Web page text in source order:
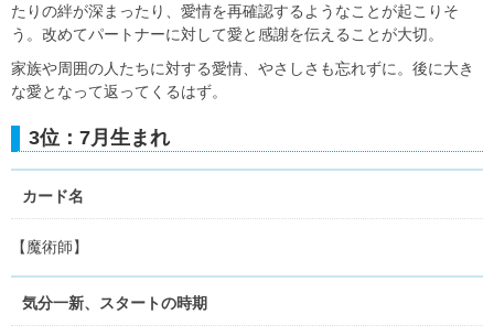
たりの絆が深まったり、愛情を再確認するようなことが起こりそ
う。改めてパートナーに対して愛と感謝を伝えることが大切。
家族や周囲の人たちに対する愛情、やさしさも忘れずに。後に大き
な愛となって返ってくるはず。
3位：7月生まれ
カード名
【魔術師】
気分一新、スタートの時期